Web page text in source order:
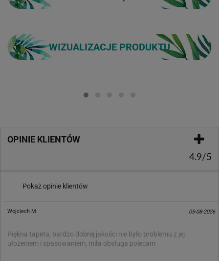
WIZUALIZACJE PRODUKTU
OPINIE KLIENTÓW
4.9/5
Pokaż opinie klientów
Wojciech M. 05-08-2026
Piękna tapeta, bardzo dobrej jakości nie było problemu z jej
ułożeniem i spasowaniem, miła obsługa polecam